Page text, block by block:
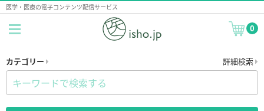
医学・医療の電子コンテンツ配信サービス
0
カテゴリー 詳細検索